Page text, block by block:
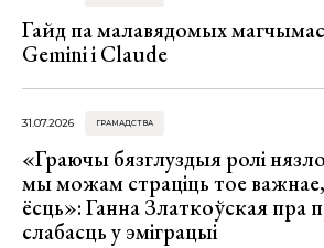
Гайд па малавядомых
Gemini і Claude
31.07.2026 ГРАМАДСТВА
«Граючы бязглуздыя ролі
мы можам страціць тое
ёсць»: Ганна Златкоўская пра
слабасць у эміграцыі